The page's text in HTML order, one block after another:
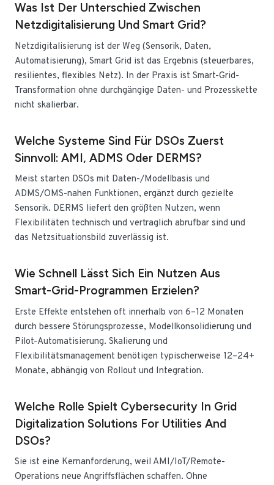
Was Ist Der Unterschied Zwischen
Netzdigitalisierung Und Smart Grid?
Netzdigitalisierung ist der Weg (Sensorik, Daten,
Automatisierung), Smart Grid ist das Ergebnis (steuerbares,
resilientes, flexibles Netz). In der Praxis ist Smart-Grid-
Transformation ohne durchgängige Daten- und Prozesskette
nicht skalierbar.
Welche Systeme Sind Für DSOs Zuerst
Sinnvoll: AMI, ADMS Oder DERMS?
Meist starten DSOs mit Daten-/Modellbasis und
ADMS/OMS-nahen Funktionen, ergänzt durch gezielte
Sensorik. DERMS liefert den größten Nutzen, wenn
Flexibilitäten technisch und vertraglich abrufbar sind und
das Netzsituationsbild zuverlässig ist.
Wie Schnell Lässt Sich Ein Nutzen Aus
Smart-Grid-Programmen Erzielen?
Erste Effekte entstehen oft innerhalb von 6–12 Monaten
durch bessere Störungsprozesse, Modellkonsolidierung und
Pilot-Automatisierung. Skalierung und
Flexibilitätsmanagement benötigen typischerweise 12–24+
Monate, abhängig von Rollout und Integration.
Welche Rolle Spielt Cybersecurity In Grid
Digitalization Solutions For Utilities And
DSOs?
Sie ist eine Kernanforderung, weil AMI/IoT/Remote-
Operations neue Angriffsflächen schaffen. Ohne